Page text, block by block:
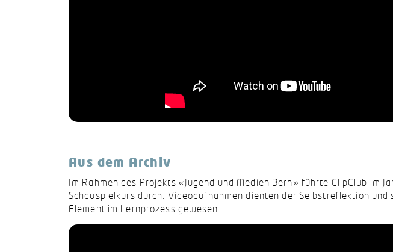
Aus dem Archiv
Im Rahmen des Projekts «Jugend und Medien Bern» führte ClipClub im
Schauspielkurs durch. Videoaufnahmen dienten der Selbstreflektion
Element im Lernprozess gewesen.